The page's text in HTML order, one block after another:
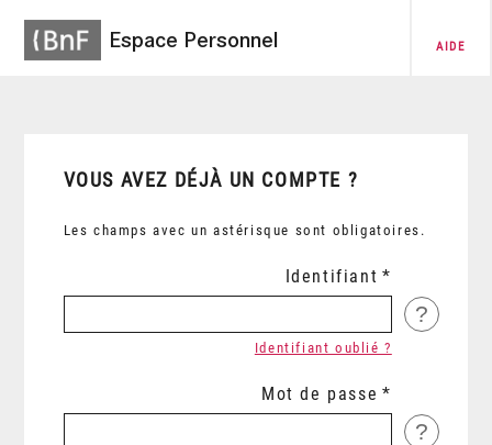
Espace Personnel AIDE
VOUS AVEZ DÉJÀ UN COMPTE ?
Les champs avec un astérisque sont obligatoires.
Identifiant
?
Identifiant oublié ?
Mot de passe
?